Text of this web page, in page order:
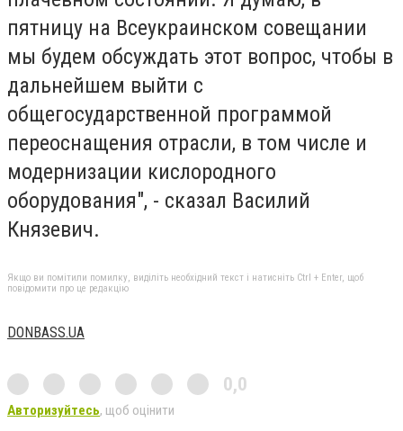
пятницу на Всеукраинском совещании
мы будем обсуждать этот вопрос, чтобы в
дальнейшем выйти с
общегосударственной программой
переоснащения отрасли, в том числе и
модернизации кислородного
оборудования", - сказал Василий
Князевич.
Якщо ви помітили помилку, виділіть необхідний текст і натисніть Ctrl + Enter, щоб
повідомити про це редакцію
DONBASS.UA
0,0
Авторизуйтесь, щоб оцінити